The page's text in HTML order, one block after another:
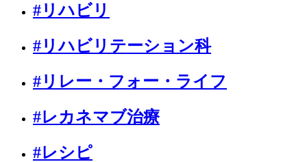
#リハビリ
#リハビリテーション科
#リレー・フォー・ライフ
#レカネマブ治療
#レシピ